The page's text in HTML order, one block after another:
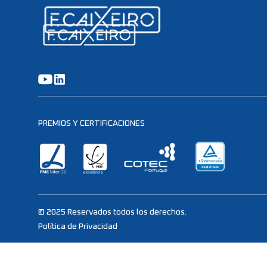
PREMIOS Y CERTIFICACIONES
© 2025 Reservados todos los derechos.
Política de Privacidad